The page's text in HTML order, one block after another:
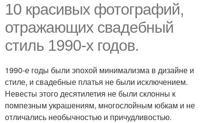
10 красивых фотографий,
отражающих свадебный
стиль 1990-х годов.
1990-е годы были эпохой минимализма в дизайне и
стиле, и свадебные платья не были исключением.
Невесты этого десятилетия не были склонны к
помпезным украшениям, многослойным юбкам и не
отличались необычностью и причудливостью.